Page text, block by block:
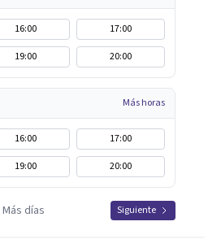
y avanzar con
bienestar. Creo
como un camino
personal y para
y significativa.
16:00
17:00
19:00 20:00
Más horas
16:00
17:00
19:00 20:00
Más días Siguiente